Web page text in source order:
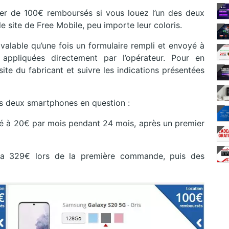
de 100€ remboursés si vous louez l’un des deux
site de Free Mobile, peu importe leur coloris.
qu’une fois un formulaire rempli et envoyé à
directement par l’opérateur. Pour en
du fabricant et suivre les indications présentées
deux smartphones en question :
à 20€ par mois pendant 24 mois, après un premier
329€ lors de la première commande, puis des